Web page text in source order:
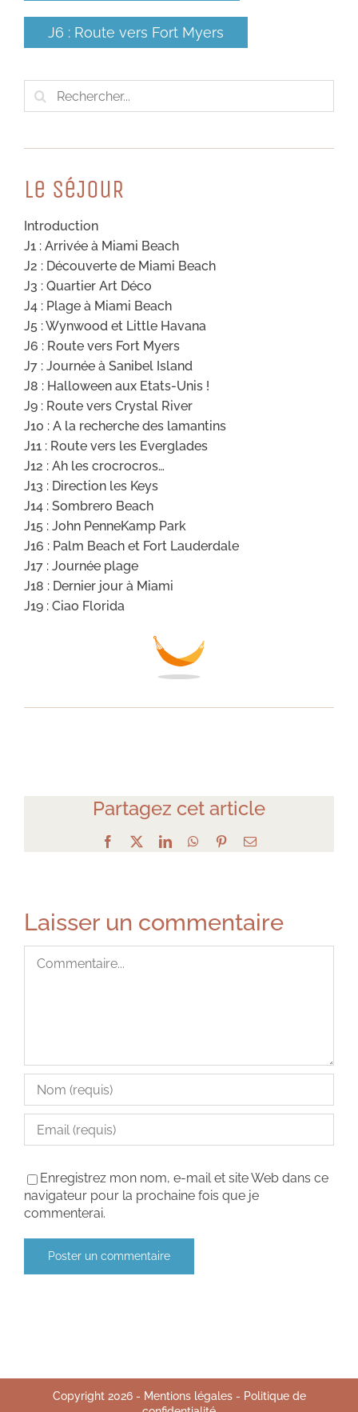
J6 : Route vers Fort Myers
Rechercher:
Le SéJouR
Introduction
J1 : Arrivée à Miami Beach
J2 : Découverte de Miami Beach
J3 : Quartier Art Déco
J4 : Plage à Miami Beach
J5 : Wynwood et Little Havana
J6 : Route vers Fort Myers
J7 : Journée à Sanibel Island
J8 : Halloween aux Etats-Unis !
J9 : Route vers Crystal River
J10 : A la recherche des lamantins
J11 : Route vers les Everglades
J12 : Ah les crocrocros…
J13 : Direction les Keys
J14 : Sombrero Beach
J15 : John PenneKamp Park
J16 : Palm Beach et Fort Lauderdale
J17 : Journée plage
J18 : Dernier jour à Miami
J19 : Ciao Florida
Partagez cet article
Facebook LinkedInWhatsApp
PinterestEmail
Laisser un commentaire
Enregistrez mon nom, e-mail et site Web dans ce
navigateur pour la prochaine fois que je
commenterai.
Copyright 2026- Mentions légales- Politique de